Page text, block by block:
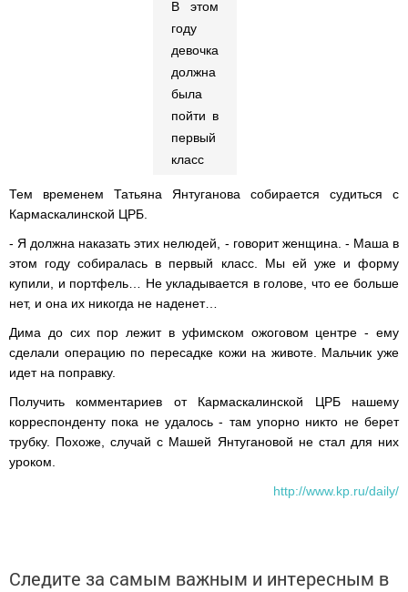
В этом
году
девочка
должна
была
пойти в
первый
класс
Тем временем Татьяна Янтуганова собирается судиться с
Кармаскалинской ЦРБ.
- Я должна наказать этих нелюдей, - говорит женщина. - Маша в
этом году собиралась в первый класс. Мы ей уже и форму
купили, и портфель… Не укладывается в голове, что ее больше
нет, и она их никогда не наденет…
Дима до сих пор лежит в уфимском ожоговом центре - ему
сделали операцию по пересадке кожи на животе. Мальчик уже
идет на поправку.
Получить комментариев от Кармаскалинской ЦРБ нашему
корреспонденту пока не удалось - там упорно никто не берет
трубку. Похоже, случай с Машей Янтугановой не стал для них
уроком.
http://www.kp.ru/daily/
Следите за самым важным и интересным в